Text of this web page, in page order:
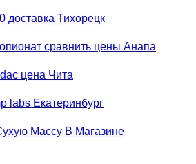
доставка Тихорецк
сравнить цены Анапа
цена Чита
labs Екатеринбург
Массу В Магазине